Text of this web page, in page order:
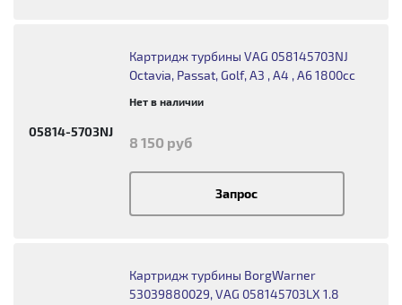
05814-5703NJ
Картридж турбины VAG 058145703NJ
Octavia, Passat, Golf, A3 , A4 , A6 1800cc
Нет в наличии
8 150 руб
Запрос
Картридж турбины BorgWarner
53039880029, VAG 058145703LX 1.8